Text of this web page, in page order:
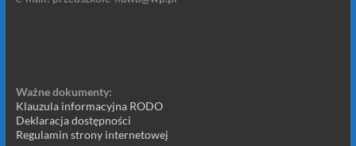
Ważne dokumenty:
Klauzula informacyjna RODO
Deklaracja dostępności
Regulamin strony internetowej